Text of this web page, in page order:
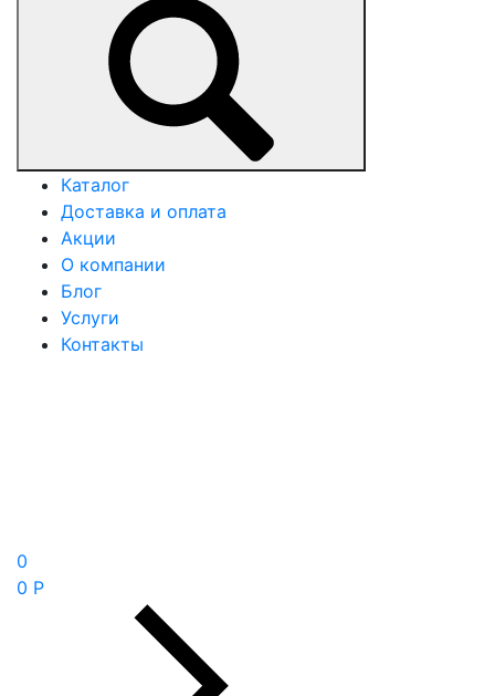
Каталог
Доставка и оплата
Акции
О компании
Блог
Услуги
Контакты
0
0 Р